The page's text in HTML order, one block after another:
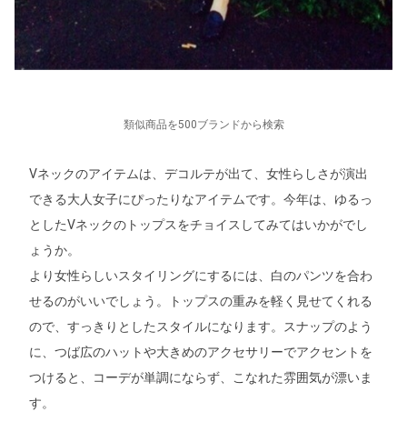
類似商品を500ブランドから検索
Vネックのアイテムは、デコルテが出て、女性らしさが演出
できる大人女子にぴったりなアイテムです。今年は、ゆるっ
としたVネックのトップスをチョイスしてみてはいかがでし
ょうか。
より女性らしいスタイリングにするには、白のパンツを合わ
せるのがいいでしょう。トップスの重みを軽く見せてくれる
ので、すっきりとしたスタイルになります。スナップのよう
に、つば広のハットや大きめのアクセサリーでアクセントを
つけると、コーデが単調にならず、こなれた雰囲気が漂いま
す。